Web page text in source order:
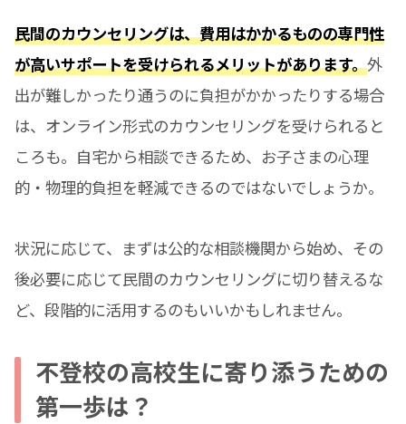
民間のカウンセリングは、費用はかかるものの専門性
が高いサポートを受けられるメリットがあります。外
出が難しかったり通うのに負担がかかったりする場合
は、オンライン形式のカウンセリングを受けられると
ころも。自宅から相談できるため、お子さまの心理
的・物理的負担を軽減できるのではないでしょうか。
状況に応じて、まずは公的な相談機関から始め、その
後必要に応じて民間のカウンセリングに切り替えるな
ど、段階的に活用するのもいいかもしれません。
不登校の高校生に寄り添うための
第一歩は？